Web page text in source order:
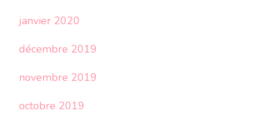
janvier 2020
décembre 2019
novembre 2019
octobre 2019